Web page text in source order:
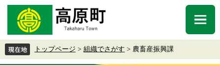
先
頭
を
飛
ニ
ュ
トップページ > 組織でさがす > 農畜産振興課